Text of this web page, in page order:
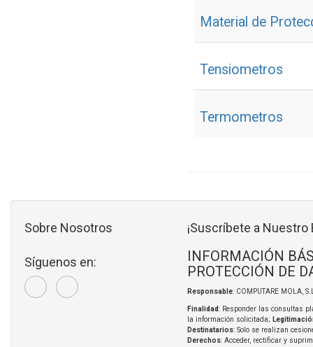
Material de
Tensiometros
Termometros
Sobre Nosotros
Síguenos en:
¡Suscríbete a Nuestro
INFORMACIÓN
PROTECCIÓN DE
Responsable: COMPUTARE MOLA,
Finalidad: Responder las consultas
la información solicitada;
Destinatarios: Solo se realizan
Derechos: Acceder, rectificar y